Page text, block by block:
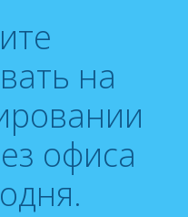
на
офиса